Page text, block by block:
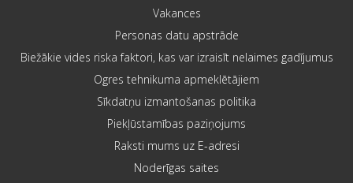
Vakances
Personas datu apstrāde
Biežākie vides riska faktori, kas var izraisīt nelaimes gadījumus
Ogres tehnikuma apmeklētājiem
Sīkdatņu izmantošanas politika
Piekļūstamības paziņojums
Raksti mums uz E-adresi
Noderīgas saites